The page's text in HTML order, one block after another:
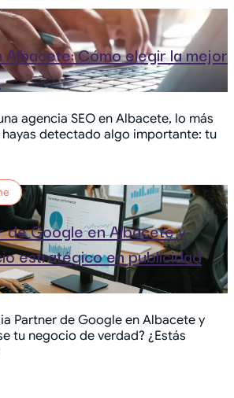
Albacete: Cómo elegir la mejor
agencia SEO en Albacete, lo más
detectado algo importante: tu
de Google en Albacete y
estratégico en publicidad
Partner de Google en Albacete y
tu negocio de verdad? ¿Estás